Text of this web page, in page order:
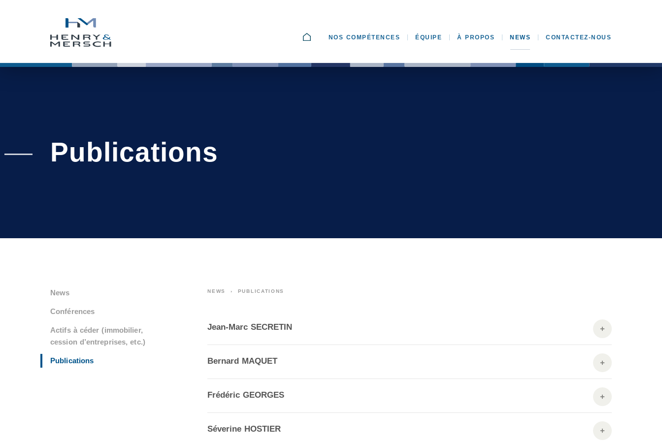
ACCUEILNOS COMPÉTENCES ÉQUIPE À PROPOS NEWS CONTACTEZ-NOUS
Publications
NEWS PUBLICATIONS
Jean-Marc SECRETIN
Bernard MAQUET
Frédéric GEORGES
Séverine HOSTIER
News
Conférences
Actifs à céder (immobilier,
cession d’entreprises, etc.)
Publications